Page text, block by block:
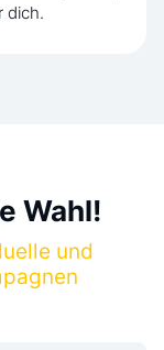
dich.
Wahl!
und